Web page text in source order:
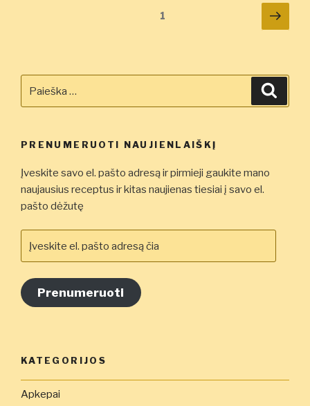
1
PRENUMERUOTI NAUJIENLAIŠKĮ
Įveskite savo el. pašto adresą ir pirmieji gaukite mano
naujausius receptus ir kitas naujienas tiesiai į savo el.
pašto dėžutę
el.
adresą
čia
Prenumeruoti
KATEGORIJOS
Apkepai